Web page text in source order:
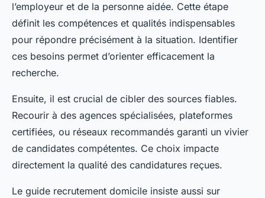
l’employeur et de la personne aidée. Cette étape
définit les compétences et qualités indispensables
pour répondre précisément à la situation. Identifier
ces besoins permet d’orienter efficacement la
recherche.
Ensuite, il est crucial de cibler des sources fiables.
Recourir à des agences spécialisées, plateformes
certifiées, ou réseaux recommandés garanti un vivier
de candidates compétentes. Ce choix impacte
directement la qualité des candidatures reçues.
Le guide recrutement domicile insiste aussi sur